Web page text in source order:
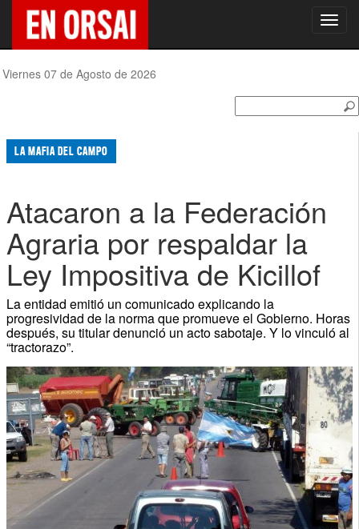
Viernes 07 de Agosto de 2026
LA MAFIA DEL CAMPO
Atacaron a la Federación
Agraria por respaldar la
Ley Impositiva de Kicillof
La entidad emitió un comunicado explicando la
progresividad de la norma que promueve el Gobierno. Horas
después, su titular denunció un acto sabotaje. Y lo vinculó al
“tractorazo”.